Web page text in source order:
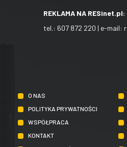
REKLAMA NA RESinet.pl:
tel.: 607 872 220 | e-mail:
O NAS
POLITYKA PRYWATNOŚCI
WSPÓŁPRACA
KONTAKT